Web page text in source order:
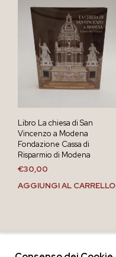
Libro La chiesa di San
Vincenzo a Modena
Fondazione Cassa di
Risparmio di Modena
€30,00
AGGIUNGI AL CARRELLO